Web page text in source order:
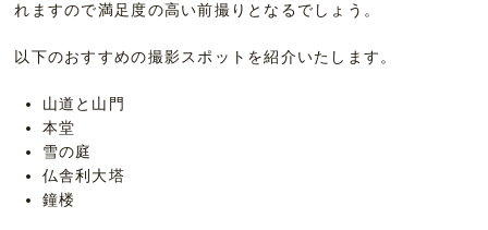
れますので満足度の高い前撮りとなるでしょう。
以下のおすすめの撮影スポットを紹介いたします。
山道と山門
本堂
雪の庭
仏舎利大塔
鐘楼